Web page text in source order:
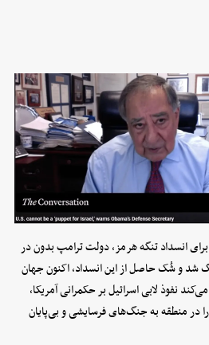
برای انسداد تنگه هرمز، دولت ترامپ بدون در
شد و شُک حاصل از این انسداد، اکنون جهان
نفوذ لابی اسرائیل بر حکمرانی آمریکا،
در منطقه به جنگ‌های فرسایشی و بی‌پایان